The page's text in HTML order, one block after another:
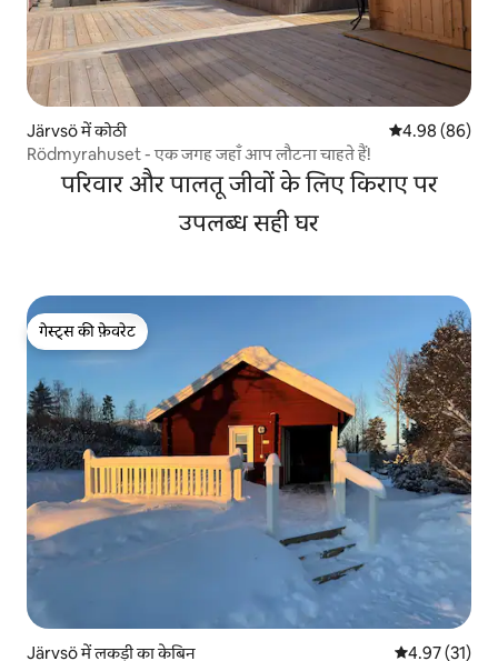
Järvsö में कोठी औसत रेटिंग 5 में
4.98 (86)
Rödmyrahuset - एक जगह जहाँ आप लौटना चाहते हैं!
परिवार और पालतू जीवों के लिए किराए पर
उपलब्ध सही घर
गेस्ट्स की फ़ेवरेट
गेस्ट्स की फ़ेवरेट
Järvsö में लकड़ी का केबिन औसत रेटिंग 5 में
4.97 (31)